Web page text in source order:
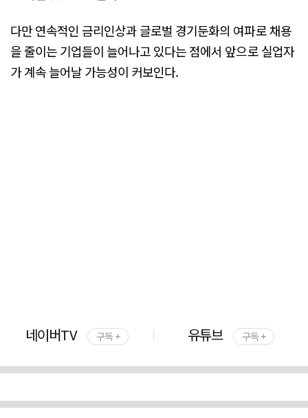
다만 연속적인 금리인상과 글로벌 경기둔화의 여파로 채용
을 줄이는 기업들이 늘어나고 있다는 점에서 앞으로 실업자
가 계속 늘어날 가능성이 커보인다.
네이버TV 구독 + 유튜브 구독 +